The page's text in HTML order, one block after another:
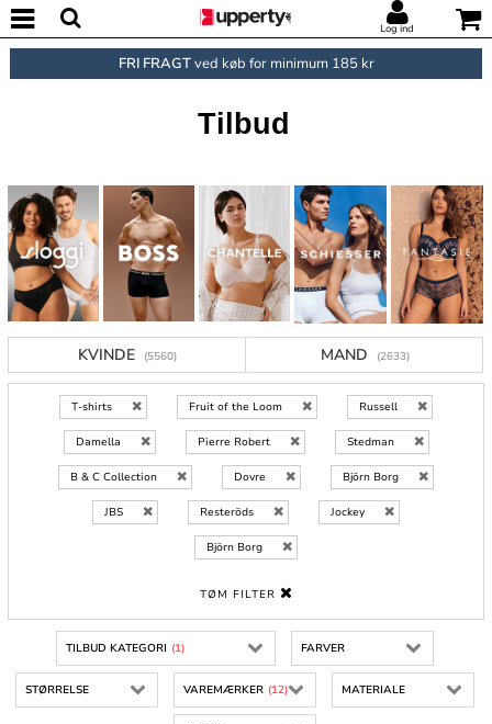
Log ind
FRI FRAGTved køb for minimum 185 kr
Tilbud
KVINDE (5560) MAND (2633)
T-shirts Fruit of the Loom Russell
Damella Pierre Robert Stedman
B & C Collection Dovre Björn Borg
JBS Resteröds Jockey
Björn Borg
TØM FILTER
TILBUD KATEGORI (1) FARVER
STØRRELSE VAREMÆRKER (12) MATERIALE